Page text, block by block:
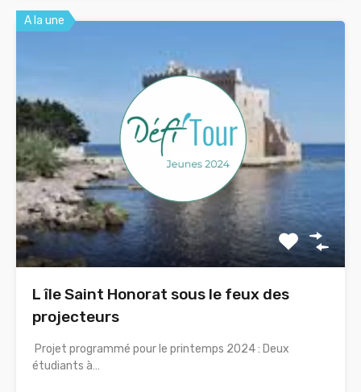
A la une
L île Saint Honorat sous le feux des
projecteurs
Projet programmé pour le printemps 2024 : Deux
étudiants à…